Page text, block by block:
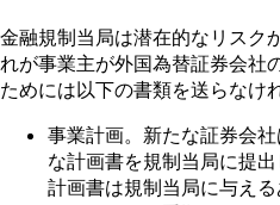
金融規制当局は潜在的なリスク
れが事業主が外国為替証券会社
ためには以下の書類を送らなけ
事業計画。新たな証券会
な計画書を規制当局に提
計画書は規制当局に与え